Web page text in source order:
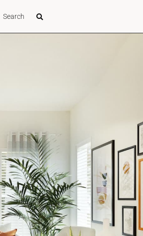
Search